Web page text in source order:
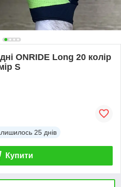
ONRIDE Long 20 колір
S
25 днів
Купити